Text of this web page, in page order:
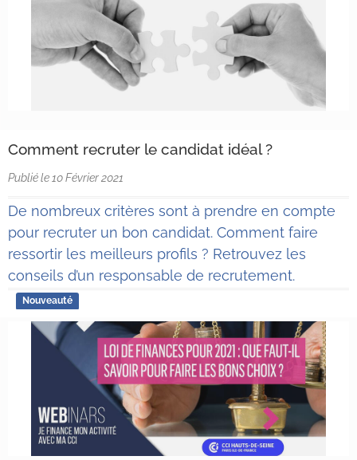
Comment recruter le candidat idéal ?
Publié le 10 Février 2021
De nombreux critères sont à prendre en compte
pour recruter un bon candidat. Comment faire
ressortir les meilleurs profils ? Retrouvez les
conseils d’un responsable de recrutement.
Nouveauté